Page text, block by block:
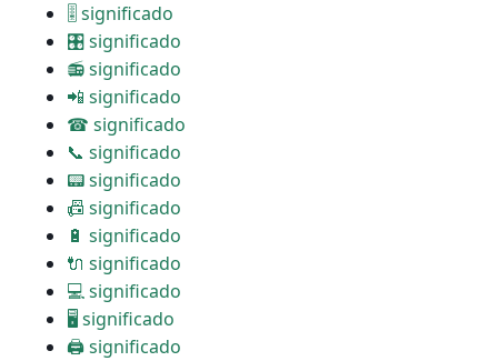
🎚 significado
🎛 significado
📻 significado
📲 significado
☎ significado
📞 significado
📟 significado
📠 significado
🔋 significado
🔌 significado
💻 significado
🖥 significado
🖨 significado